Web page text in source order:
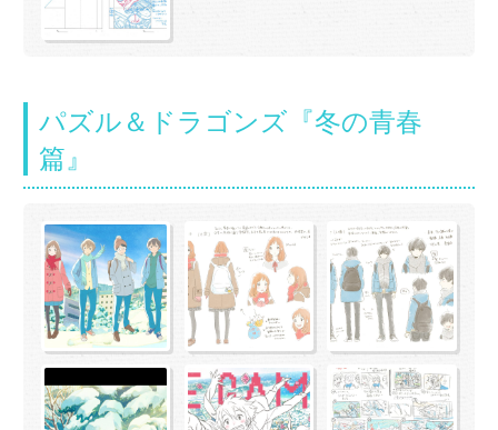
パズル＆ドラゴンズ『冬の青春
篇』